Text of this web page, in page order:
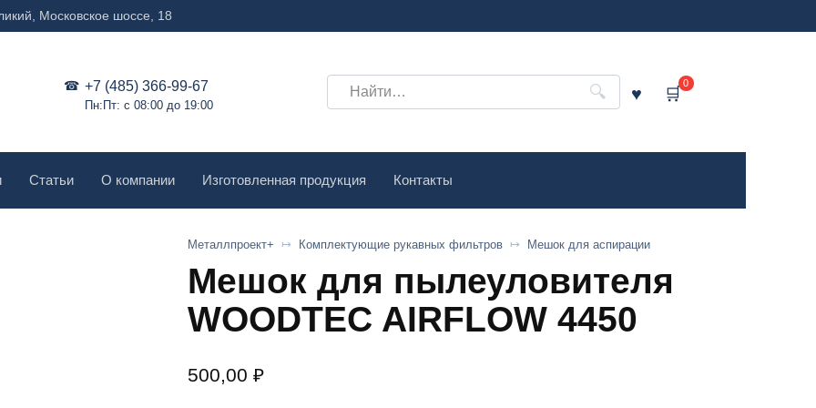
Московское шоссе, 18
+7 (485) 366-99-67
Пн:Пт: с 08:00 до 19:00
Search
for:
0
Статьи О компании Изготовленная продукция Контакты
Металлпроект+ Комплектующие рукавных фильтров Мешок для аспирации
Мешок для пылеуловителя
WOODTEC AIRFLOW 4450
500,00 ₽